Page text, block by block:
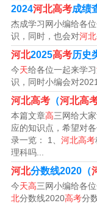
2、高考从6月7日
不同地区的考试时
高考考三天6月，
日。
3、高考一般都是
理综，将在六月七
高考：3+1+2区域
高考。
2024河北高考成绩
杰成学习网小编给各
识，同时，也会对河北
河北2025高考历史
今天给各位一起来学习
识，同时小编会对2021
河北高考 （河北高
本篇文章高三网给大
应的知识点，希望对
录一览： 1、 河北高考
理科吗...
河北分数线2020（
今天高三网小编给各
北分数线2020高考分